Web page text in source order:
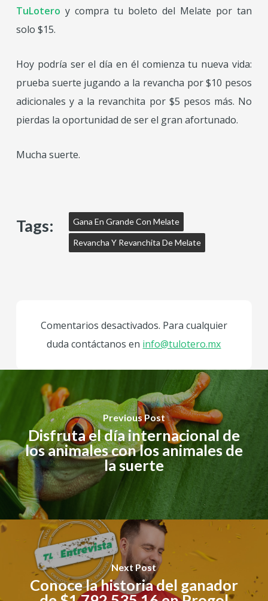
TuLotero y compra tu boleto del Melate por tan
solo $15.
Hoy podría ser el día en él comienza tu nueva vida:
prueba suerte jugando a la revancha por $10 pesos
adicionales y a la revanchita por $5 pesos más. No
pierdas la oportunidad de ser el gran afortunado.
Mucha suerte.
Tags: Gana En Grande Con Melate
Revancha Y Revanchita De Melate
Comentarios desactivados. Para cualquier
duda contáctanos en info@tulotero.mx
Previous Post
Disfruta el día internacional de
los animales con los animales de
la suerte
Next Post
Conoce la historia del ganador